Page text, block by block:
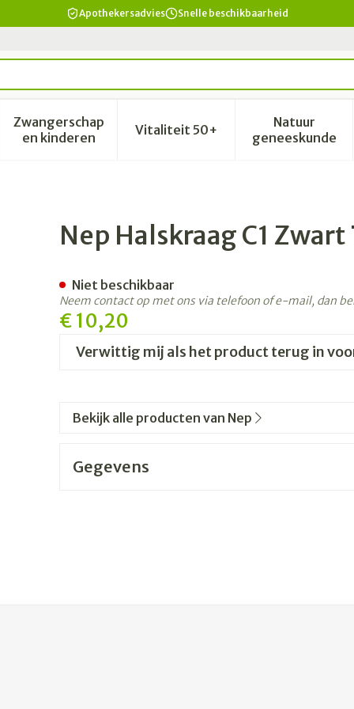
Apothekersadvies Snelle beschikbaarheid
verzorging en hygiëne categorie
voor Dieet, voeding en vitamines categorie
Zwangerschap
en kinderenToon submenu voor Zwangerschap en
Vitaliteit 50+Toon submenu voor Vitaliteit
Natuur
geneeskunde
Toon
T1Nep Halskraag C1 Zwart
€ 10,20
Verwittig mij als het product terug in
Niet beschikbaar
Neem contact op met ons via telefoon of e-mail, dan
Bekijk alle producten van Nep
Gegevens